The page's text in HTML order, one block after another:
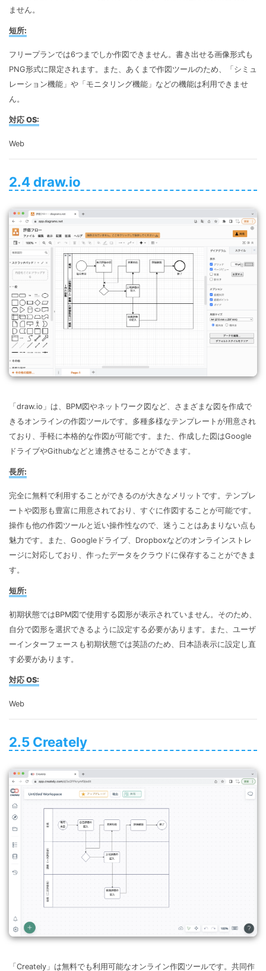
ません。
短所:
フリープランでは6つまでしか作図できません。書き出せる画像形式も
PNG形式に限定されます。また、あくまで作図ツールのため、「シミュ
レーション機能」や「モニタリング機能」などの機能は利用できませ
ん。
対応 OS:
Web
2.4 draw.io
「draw.io」は、BPM図やネットワーク図など、さまざまな図を作成で
きるオンラインの作図ツールです。多種多様なテンプレートが用意され
ており、手軽に本格的な作図が可能です。また、作成した図はGoogle
ドライブやGithubなどと連携させることができます。
長所:
完全に無料で利用することができるのが大きなメリットです。テンプレ
ートや図形も豊富に用意されており、すぐに作図することが可能です。
操作も他の作図ツールと近い操作性なので、迷うことはあまりない点も
魅力です。また、Googleドライブ、Dropboxなどのオンラインストレ
ージに対応しており、作ったデータをクラウドに保存することができま
す。
短所:
初期状態ではBPM図で使用する図形が表示されていません。そのため、
自分で図形を選択できるように設定する必要があります。また、ユーザ
ーインターフェースも初期状態では英語のため、日本語表示に設定し直
す必要があります。
対応 OS:
Web
2.5 Creately
「Creately」は無料でも利用可能なオンライン作図ツールです。共同作